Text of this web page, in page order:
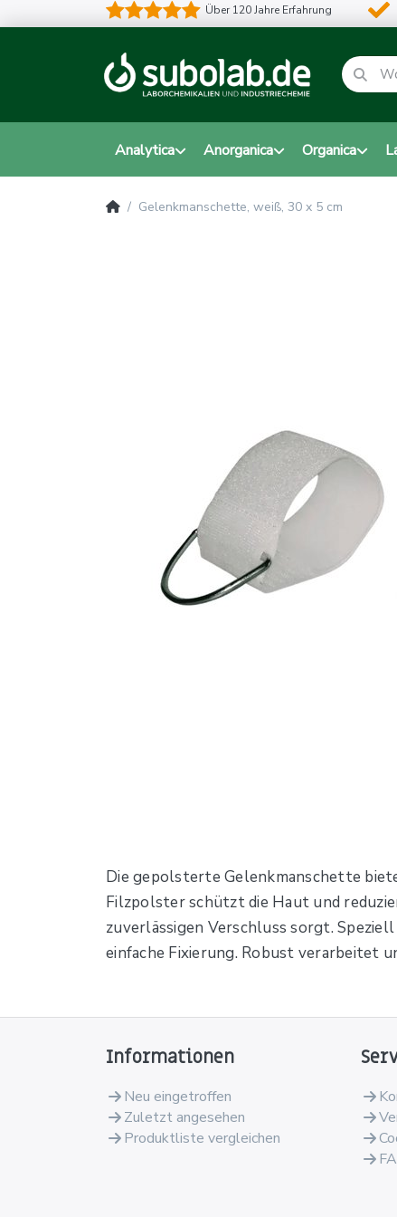
Über 120 Jahre Erfahrung
Analytica Anorganica Organica
Gelenkmanschette, weiß, 30 x 5 cm
Die gepolsterte Gelenkmanschette
Filzpolster schützt die Haut und
zuverlässigen Verschluss sorgt.
einfache Fixierung. Robust verarbeitet
Informationen
Neu eingetroffen
Zuletzt angesehen
Produktliste vergleichen